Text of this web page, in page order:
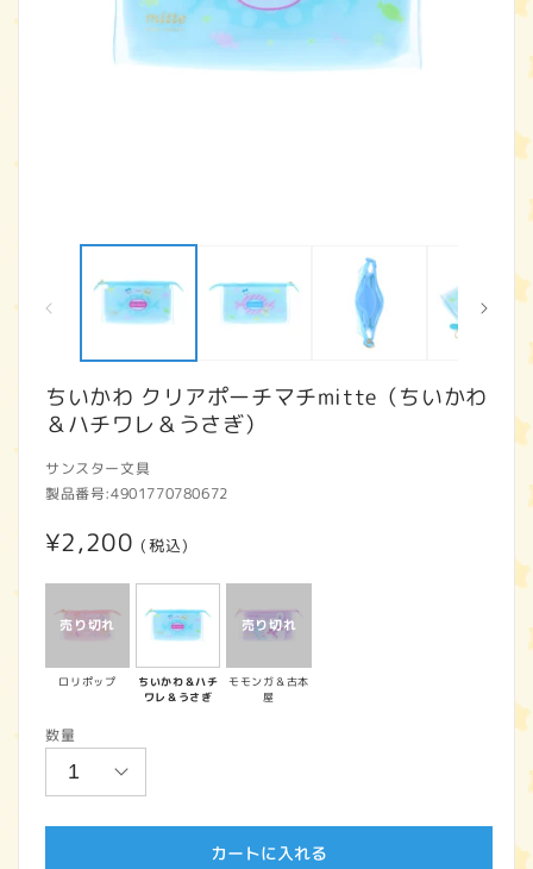
ちいかわ クリアポーチマチmitte（ちいかわ
＆ハチワレ＆うさぎ）
サンスター文具
製品番号:4901770780672
通
常
価
格
¥2,200 (税込)
ロリポップ
ちいかわ＆ハチ
ワレ＆うさぎ
モモンガ＆古本
屋
数量
カートに入れる